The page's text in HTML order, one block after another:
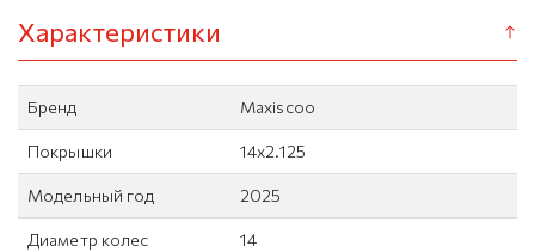
Характеристики
Бренд Maxiscoo
Покрышки 14х2.125
Модельный год 2025
Диаметр колес 14